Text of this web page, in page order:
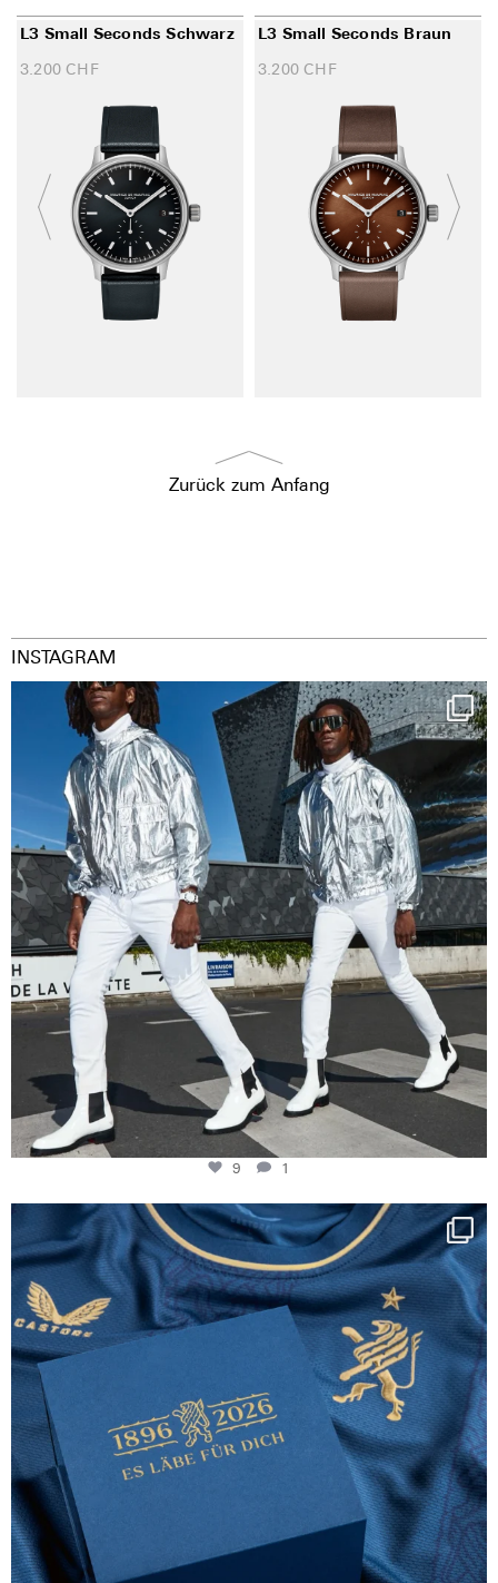
L3 Small Seconds Schwarz
3.200 CHF
L3 Small Seconds Braun
3.200 CHF
Zurück zum Anfang
INSTAGRAM
Happy Streetparade everybody
Music in...
9
1
9 1
Happy Birthday FCZ
130 years filled ...
127
3